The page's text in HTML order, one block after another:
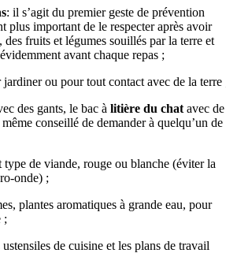
: il s’agit du premier geste de prévention
plus important de le respecter après avoir
fruits et légumes souillés par la terre et
avant chaque repas ;
ou pour tout contact avec de la terre
des gants, le bac à litière du chatavec de
conseillé de demander à quelqu’un de
de viande, rouge ou blanche (éviter la
onde) ;
plantes aromatiques à grande eau, pour
;
de cuisine et les plans de travail